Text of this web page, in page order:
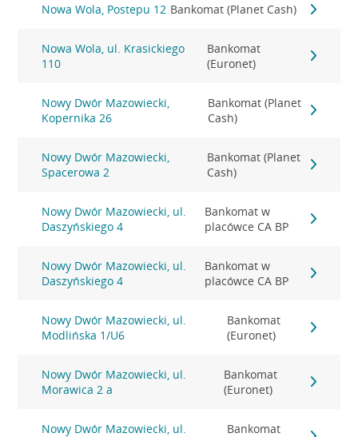
Nowa Wola, Postepu 12 Bankomat (Planet Cash)
Nowa Wola, ul. Krasickiego
110
Bankomat
(Euronet)
Nowy Dwór Mazowiecki,
Kopernika 26
Bankomat (Planet
Cash)
Nowy Dwór Mazowiecki,
Spacerowa 2
Bankomat (Planet
Cash)
Nowy Dwór Mazowiecki, ul.
Daszyńskiego 4
Bankomat w
placówce CA BP
Nowy Dwór Mazowiecki, ul.
Daszyńskiego 4
Bankomat w
placówce CA BP
Nowy Dwór Mazowiecki, ul.
Modlińska 1/U6
Bankomat
(Euronet)
Nowy Dwór Mazowiecki, ul.
Morawica 2 a
Bankomat
(Euronet)
Nowy Dwór Mazowiecki, ul.
Bankomat